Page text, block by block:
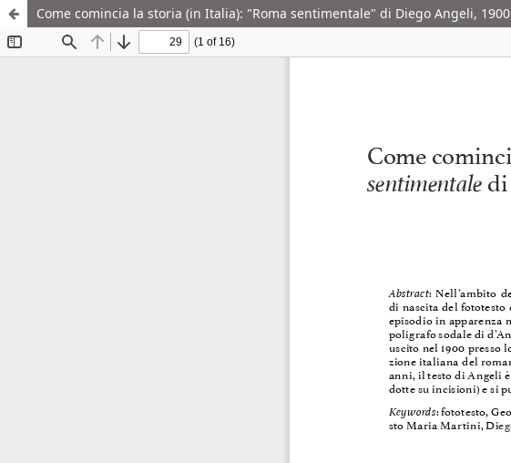
Come comincia la storia (in Italia): "Roma sentimentale" di Diego Angeli, 1900